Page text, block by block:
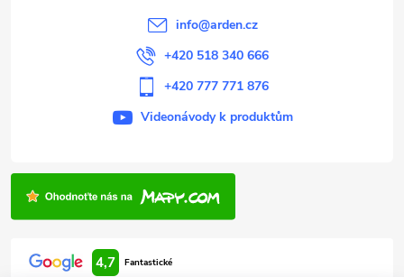
info@arden.cz
+420 518 340 666
+420 777 771 876
Videonávody k produktům
4,7 Fantastické